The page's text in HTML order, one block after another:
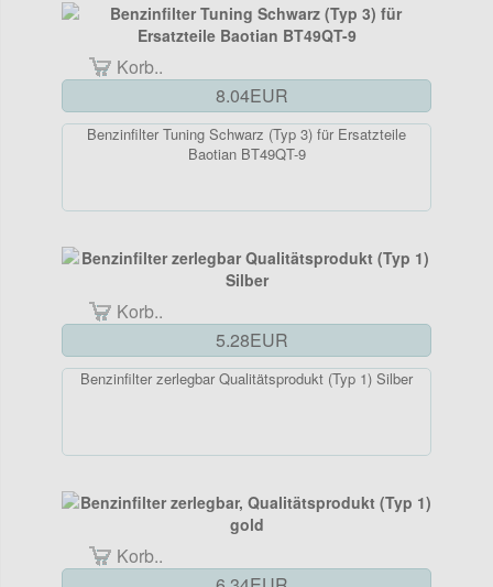
Korb..
8.04EUR
Benzinfilter Tuning Schwarz (Typ 3) für Ersatzteile
Baotian BT49QT-9
Korb..
5.28EUR
Benzinfilter zerlegbar Qualitätsprodukt (Typ 1) Silber
Korb..